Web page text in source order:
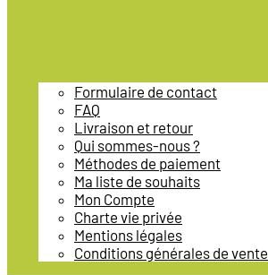
Formulaire de contact
FAQ
Livraison et retour
Qui sommes-nous ?
Méthodes de paiement
Ma liste de souhaits
Mon Compte
Charte vie privée
Mentions légales
Conditions générales de vente